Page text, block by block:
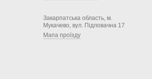
Закарпатська область, м.
Мукачево, вул. Підловачна 17
Мапа проїзду